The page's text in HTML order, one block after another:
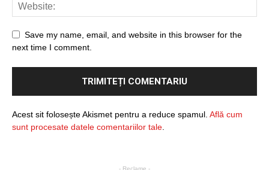
Save my name, email, and website in this browser for the
next time I comment.
Acest sit folosește Akismet pentru a reduce spamul. Află cum
sunt procesate datele comentariilor tale.
- Reclame -